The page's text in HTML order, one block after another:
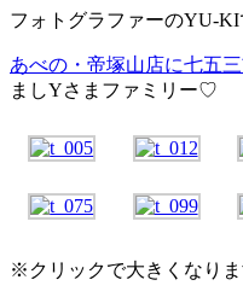
フォトグラファーのYU-KI
あべの・帝塚山店に七五
ましYさまファミリー♡
※クリックで大きくなりま